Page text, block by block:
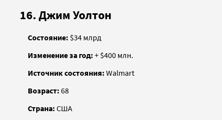
16. Джим Уолтон
Состояние: $34 млрд
Изменение за год: + $400 млн.
Источник состояния: Walmart
Возраст: 68
Страна: США